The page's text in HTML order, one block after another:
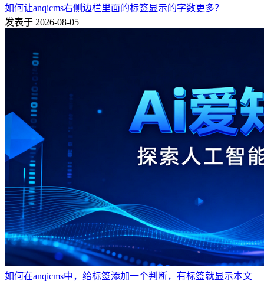
如何让anqicms右侧边栏里面的标签显示的字数更多？
发表于 2026-08-05
如何在anqicms中，给标签添加一个判断，有标签就显示本文